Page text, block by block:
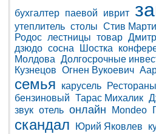
бухгалтер паевой иврит
утеплитель столы Стив
Родос лестницы товар
дзюдо сосна Шостка
Молдова Долгосрочные
Кузнецов Огнен Вукоевич
семья карусель Рестораны
бензиновый Тарас Михалик
звук отель онлайн Mondeo
скандал Юрий Яковлев